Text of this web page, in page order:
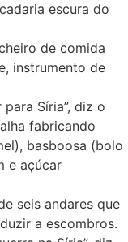
escura do
de comida
instrumento de
Síria”, diz o
fabricando
basboosa (bolo
e açúcar
seis andares que
a escombros.